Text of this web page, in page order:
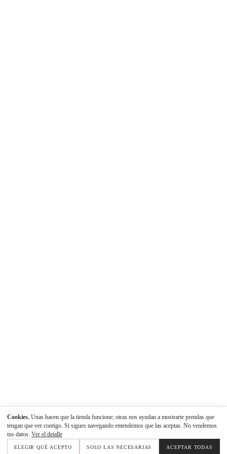
Cookies. Unas hacen que la tienda funcione; otras nos ayudan a mostrarte prendas que
tengan que ver contigo. Si sigues navegando entendemos que las aceptas. No vendemos
tus datos. Ver el detalle
ELEGIR QUÉ ACEPTO SOLO LAS NECESARIAS ACEPTAR TODAS